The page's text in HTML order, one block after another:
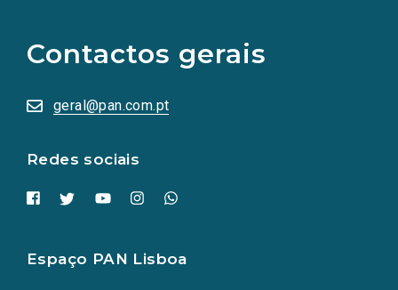
Contactos gerais
geral@pan.com.pt
Redes sociais
redes
sociais
numa
nova
Espaço PAN Lisboa